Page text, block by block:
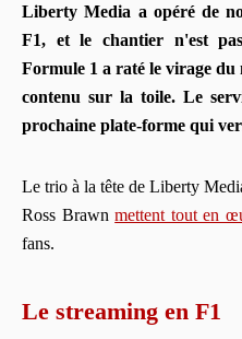
Liberty Media a opéré de
F1, et le chantier n'est
Formule 1 a raté le virage
contenu sur la toile. Le
prochaine plate-forme qui
Le trio à la tête de Liberty
Ross Brawnmettent tout en
fans.
Le streaming en F1